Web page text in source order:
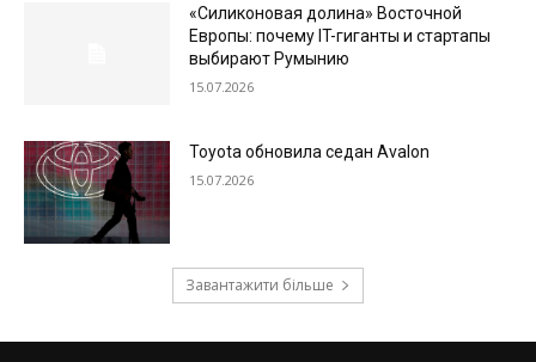
«Силиконовая долина» Восточной
Европы: почему IT-гиганты и стартапы
выбирают Румынию
15.07.2026
Toyota обновила седан Avalon
15.07.2026
Завантажити більше